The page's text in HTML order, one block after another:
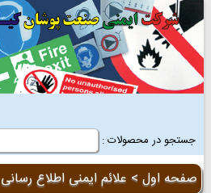
جستجو در محصولات :
صفحه اول > علائم ایمنی اطلاع رسانی